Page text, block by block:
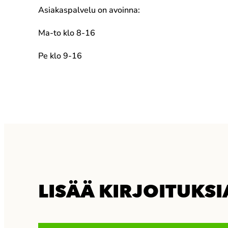
Asiakaspalvelu on avoinna:
Ma-to klo 8-16
Pe klo 9-16
LISÄÄ